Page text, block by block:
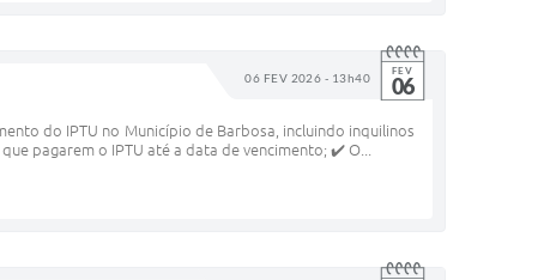
06 FEV 2026 - 13h40 FEV
06
do IPTU no Município de Barbosa, incluindo inquilinos
pagarem o IPTU até a data de vencimento; ✔️ O...